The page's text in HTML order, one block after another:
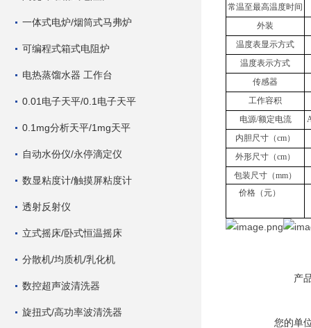
一体式电炉/烟筒式马弗炉
可编程式箱式电阻炉
电热蒸馏水器 工作台
0.01电子天平/0.1电子天平
0.1mg分析天平/1mg天平
自动水份仪/永停滴定仪
数显粘度计/触摸屏粘度计
透射反射仪
立式摇床/卧式恒温摇床
分散机/均质机/乳化机
数控超声波清洗器
旋扭式/高功率波清洗器
常温至最高温度时间
外装
温度表显示方式
温度表示方式
传感器
工作容积
电源/额定电流
内胆尺寸（cm）
外形尺寸（cm）
包装尺寸（mm）
价格（元）
产
您的单